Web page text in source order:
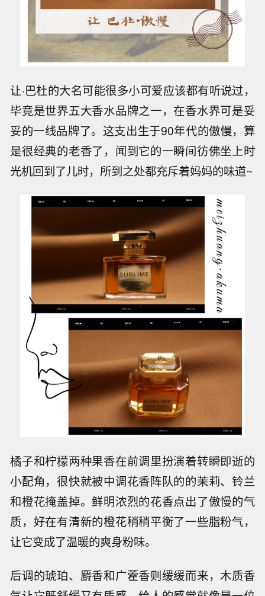
让·巴杜的大名可能很多小可爱应该都有听说过，
毕竟是世界五大香水品牌之一，在香水界可是妥
妥的一线品牌了。这支出生于90年代的傲慢，算
是很经典的老香了，闻到它的一瞬间彷佛坐上时
光机回到了儿时，所到之处都充斥着妈妈的味道~
橘子和柠檬两种果香在前调里扮演着转瞬即逝的
小配角，很快就被中调花香阵队的的茉莉、铃兰
和橙花掩盖掉。鲜明浓烈的花香点出了傲慢的气
质，好在有清新的橙花稍稍平衡了一些脂粉气，
让它变成了温暖的爽身粉味。
后调的琥珀、麝香和广藿香则缓缓而来，木质香